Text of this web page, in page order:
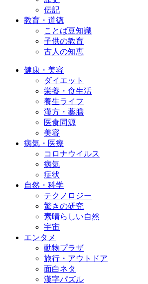
伝記
教育・道徳
ことば豆知識
子供の教育
古人の知恵
健康・美容
ダイエット
栄養・食生活
養生ライフ
漢方・薬膳
医食同源
美容
病気・医療
コロナウイルス
病気
症状
自然・科学
テクノロジー
驚きの研究
素晴らしい自然
宇宙
エンタメ
動物プラザ
旅行・アウトドア
面白ネタ
漢字パズル